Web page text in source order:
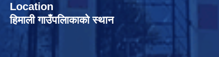
Location
हिमाली गाउँपलािकाको स्थान